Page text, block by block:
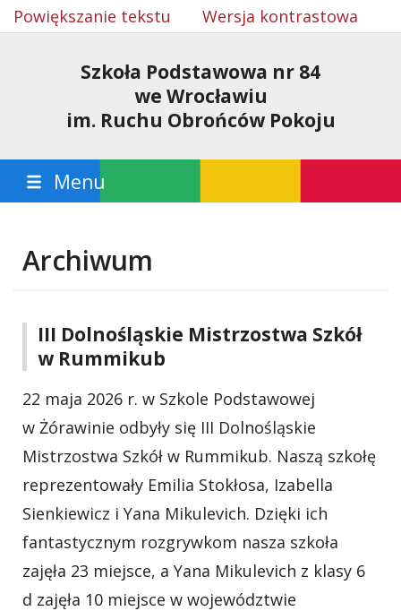
Powiększanie tekstu Wersja kontrastowa
Szkoła Podstawowa nr 84
we Wrocławiu
im. Ruchu Obrońców Pokoju
Menu
Archiwum
III Dolnośląskie Mistrzostwa Szkół
w Rummikub
22 maja 2026 r. w Szkole Podstawowej
w Żórawinie odbyły się III Dolnośląskie
Mistrzostwa Szkół w Rummikub. Naszą szkołę
reprezentowały Emilia Stokłosa, Izabella
Sienkiewicz i Yana Mikulevich. Dzięki ich
fantastycznym rozgrywkom nasza szkoła
zajęła 23 miejsce, a Yana Mikulevich z klasy 6
d zajęła 10 miejsce w województwie